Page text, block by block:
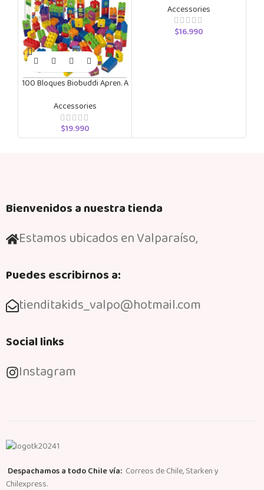
100 Bloques Biobuddi Apren. A
Accessories
$19.990
Accessories
$16.990
Bienvenidos a nuestra tienda
Estamos ubicados en Valparaíso,
Puedes escribirnos a:
tienditakids_valpo@hotmail.com
Social links
Instagram
Despachamos a todo Chile vía: Correos de Chile, Starken y
Chilexpress.